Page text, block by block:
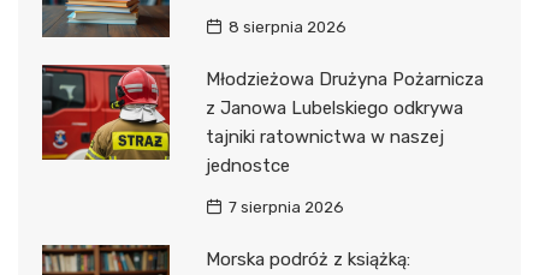
8 sierpnia 2026
Młodzieżowa Drużyna Pożarnicza
z Janowa Lubelskiego odkrywa
tajniki ratownictwa w naszej
jednostce
7 sierpnia 2026
Morska podróż z książką: